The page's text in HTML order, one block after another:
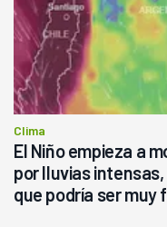
Clima
El Niño empieza a
por lluvias
que podría ser muy